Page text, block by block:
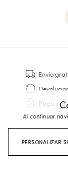
Al continuar
PERSONALIZAR
Zapatillas
Cosido
Derbies y
Zapatos
Mocasines
Sandalias y
Maletines
Zapatillas
Envio
Pago